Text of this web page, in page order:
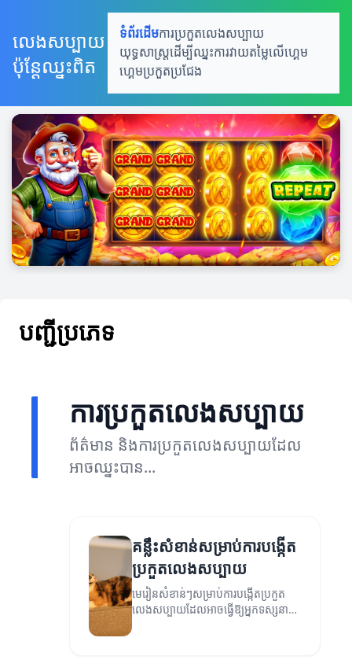
លេងសប្បាយ
ប៉ុន្តែឈ្នះពិត
ទំព័រដើមការប្រកួតលេងសប្បាយ
យុទ្ធសាស្រ្តដើម្បីឈ្នះការវាយតម្លៃលើហ្គេម
ហ្គេមប្រកួតប្រជែង
បញ្ជីប្រភេទ
ការប្រកួតលេងសប្បាយ
ព័ត៌មាន និងការប្រកួតលេងសប្បាយដែល
អាចឈ្នះបាន...
គន្លឹះសំខាន់សម្រាប់ការបង្កើត
ប្រកួតលេងសប្បាយ
មេរៀនសំខាន់ៗសម្រាប់ការបង្កើតប្រកួត
លេងសប្បាយដែលអាចធ្វើឱ្យអ្នកទស្សនា